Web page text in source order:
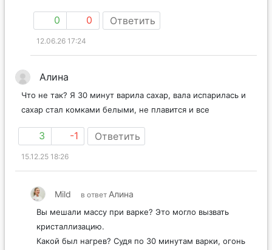
0 0 Ответить
12.06.26 17:24
Алина
Что не так? Я 30 минут варила сахар, вала испарилась и
сахар стал комками белыми, не плавится и все
3 -1 Ответить
15.12.25 18:26
Mild в ответ Алина
Вы мешали массу при варке? Это могло вызвать
кристаллизацию.
Какой был нагрев? Судя по 30 минутам варки, огонь